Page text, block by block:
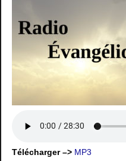
Télécharger –> MP3